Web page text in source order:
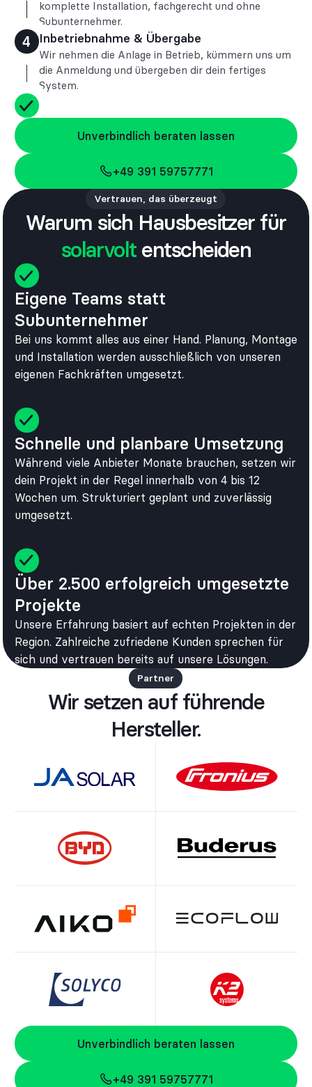
komplette Installation, fachgerecht und ohne
Subunternehmer.
4 Inbetriebnahme & Übergabe
Wir nehmen die Anlage in Betrieb, kümmern uns um
die Anmeldung und übergeben dir dein fertiges
System.
Unverbindlich beraten lassen
Unverbindlich beraten lassen
+49 391 59757771
+49 391 59757771
Vertrauen, das überzeugt
Warum sich Hausbesitzer für
solarvoltentscheiden
Eigene Teams statt
Subunternehmer
Bei uns kommt alles aus einer Hand. Planung, Montage
und Installation werden ausschließlich von unseren
eigenen Fachkräften umgesetzt.
Schnelle und planbare Umsetzung
Während viele Anbieter Monate brauchen, setzen wir
dein Projekt in der Regel innerhalb von 4 bis 12
Wochen um. Strukturiert geplant und zuverlässig
umgesetzt.
Über 2.500 erfolgreich umgesetzte
Projekte
Unsere Erfahrung basiert auf echten Projekten in der
Region. Zahlreiche zufriedene Kunden sprechen für
sich und vertrauen bereits auf unsere Lösungen.
Partner
Wir setzen auf führende
Hersteller.
Unverbindlich beraten lassen
Unverbindlich beraten lassen
+49 391 59757771
+49 391 59757771